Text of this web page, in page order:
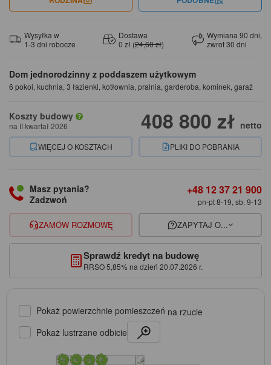
Dom jednorodzinny z poddaszem użytkowym
6 pokoi, kuchnia, 3 łazienki, kotłownia, pralnia, garderoba, kominek, garaż
Koszty budowy
na II kwartał 2026 408 800 zł netto
WIĘCEJ O KOSZTACH PLIKI DO POBRANIA
Wysyłka w
1-3 dni robocze
Dostawa
0 zł (24,60 zł)
Wymiana 90 dni,
zwrot 30 dni
Masz pytania?
Zadzwoń
+48 12 37 21 900
pn-pt 8-19, sb. 9-13
ZAMÓW ROZMOWĘ ZAPYTAJ O...
Sprawdź kredyt na budowę
RRSO 5,85% na dzień 20.07.2026 r.
Pokaż powierzchnie pomieszczeń na rzucie
Pokaż lustrzane odbicie